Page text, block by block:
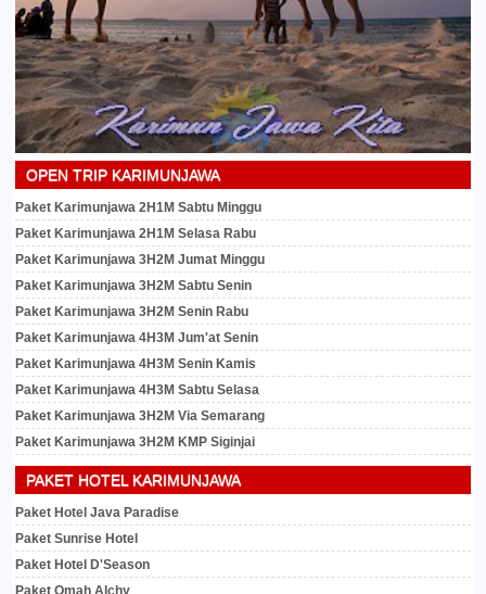
OPEN TRIP KARIMUNJAWA
Paket Karimunjawa 2H1M Sabtu Minggu
Paket Karimunjawa 2H1M Selasa Rabu
Paket Karimunjawa 3H2M Jumat Minggu
Paket Karimunjawa 3H2M Sabtu Senin
Paket Karimunjawa 3H2M Senin Rabu
Paket Karimunjawa 4H3M Jum'at Senin
Paket Karimunjawa 4H3M Senin Kamis
Paket Karimunjawa 4H3M Sabtu Selasa
Paket Karimunjawa 3H2M Via Semarang
Paket Karimunjawa 3H2M KMP Siginjai
PAKET HOTEL KARIMUNJAWA
Paket Hotel Java Paradise
Paket Sunrise Hotel
Paket Hotel D'Season